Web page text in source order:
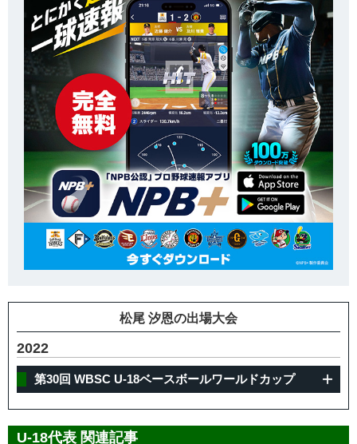
松尾 汐恩の出場大会
2022
第30回 WBSC U-18ベースボールワールドカップ
U-18代表 関連記事